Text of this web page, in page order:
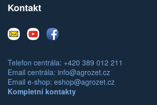
Kontakt
E-
mail
YoutubeFacebook
Telefon centrála: +420 389 012 211
Email centrála: info@agrozet.cz
Email e-shop: eshop@agrozet.cz
Kompletní kontakty